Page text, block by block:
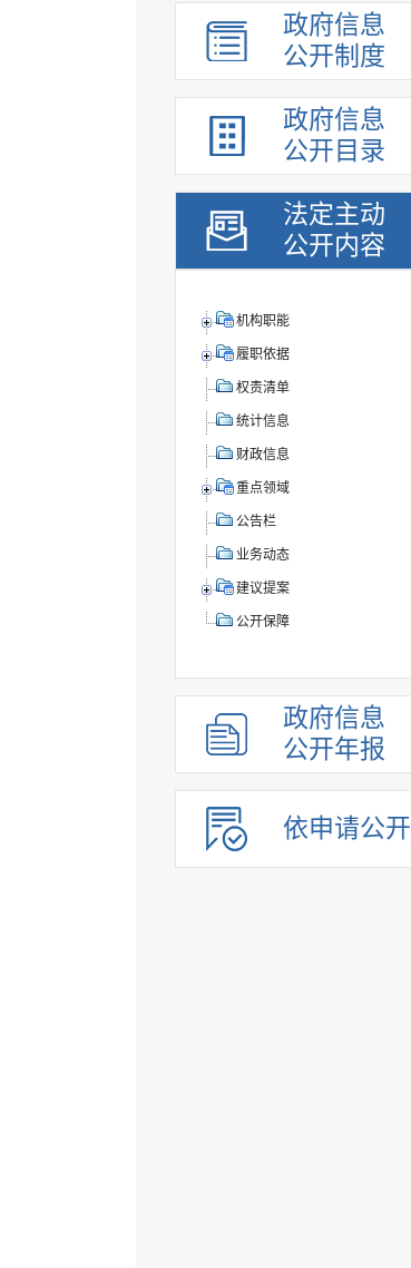
政府信息
公开制度
政府信息
公开目录
法定主动
公开内容
机构职能
履职依据
权责清单
统计信息
财政信息
重点领域
公告栏
业务动态
建议提案
公开保障
政府信息
公开年报
依申请公开